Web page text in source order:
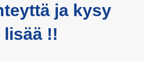
ja kysy
lisää !!